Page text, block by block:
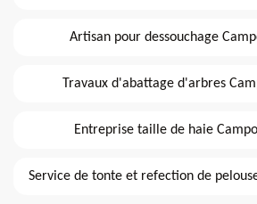
Artisan pour dessouchage
Travaux d'abattage d'arbres
Entreprise taille de haie
Service de tonte et refection de